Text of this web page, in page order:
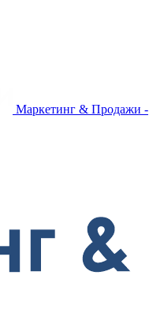
Маркетинг & Продажи -